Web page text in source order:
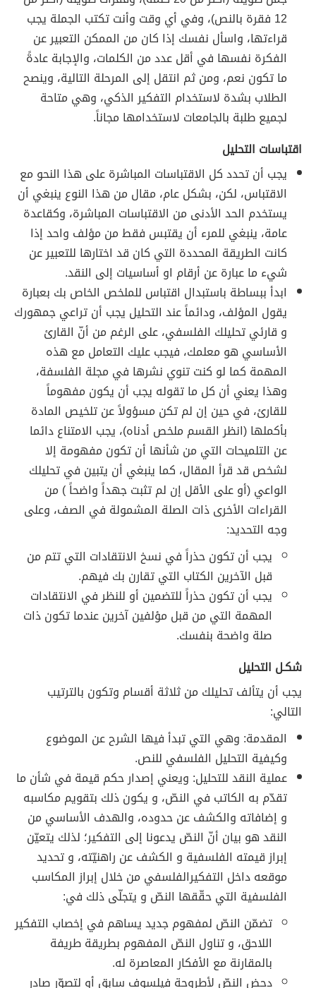
12 فقرة بالنص)، وفي أي وقت وأنت تكتب الجملة يجب
قراءتها، واسأل نفسك إذا كان من الممكن التعبير عن
الفكرة نفسها في أقل عدد من الكلمات، والإجابة عادةً
ما تكون نعم، ومن ثم انتقل إلى المرحلة التالية، وينصح
الطلاب بشدة لاستخدام التفكير الذكي، وهي متاحة
لجميع طلبة بالجامعات لاستخدامها مجاناً.
اقتباسات التحليل
يجب أن تحدد كل الاقتباسات المباشرة على هذا النحو مع
الاقتباس، لكن، بشكل عام، مقال من هذا النوع ينبغي أن
يستخدم الحد الأدنى من الاقتباسات المباشرة، وكقاعدة
عامة، ينبغي للمرء أن يقتبس فقط من مؤلف واحد إذا
كانت الطريقة المحددة التي كان قد اختارها للتعبير عن
شيء ما عبارة عن أرقام او أساسيات إلى النقد.
ابدأ ببساطة باستبدال اقتباس للملخص الخاص بك بعبارة
يقول المؤلف، ودائماً عند التحليل يجب أن تراعي جمهورك
و قارئي تحليلك الفلسفي، على الرغم من أنّ القارئ
الأساسي هو معلمك، فيجب عليك التعامل مع هذه
المهمة كما لو كنت تنوي نشرها في مجلة الفلسفة،
وهذا يعني أن كل ما تقوله يجب أن يكون مفهوماً
للقارئ، في حين إن لم تكن مسؤولاً عن تلخيص المادة
بأكملها (انظر القسم ملخص أدناه)، يجب الامتناع دائما
عن التلميحات التي من شأنها أن تكون مفهومة إلا
لشخص قد قرأ المقال، كما ينبغي أن يتبين في تحليلك
الواعي (أو على الأقل إن لم تثبت جهداً واضحاً ) من
القراءات الأخرى ذات الصلة المشمولة في الصف، وعلى
وجه التحديد:
يجب أن تكون حذراً في نسخ الانتقادات التي تتم من
قبل الآخرين الكتاب التي تقارن بك فيهم.
يجب أن تكون حذراً للتضمين أو للنظر في الانتقادات
المهمة التي من قبل مؤلفين آخرين عندما تكون ذات
صلة واضحة بنفسك.
شكـل التحليل
يجب أن يتألف تحليلك من ثلاثة أقسام وتكون بالترتيب
التالي:
المقدمة: وهي التي تبدأ فيها الشرح عن الموضوع
وكيفية التحليل الفلسفي للنص.
عملية النقد للتحليل: ويعني إصدار حكم قيمة في شأن ما
تقدّم به الكاتب في النصّ، و يكون ذلك بتقويم مكاسبه
و إضافاته والكشف عن حدوده، والهدف الأساسي من
النقد هو بيان أنّ النصّ يدعونا إلى التفكير؛ لذلك يتعيّن
إبراز قيمته الفلسفية و الكشف عن راهنيّته، و تحديد
موقعه داخل التفكيرالفلسفي من خلال إبراز المكاسب
الفلسفية التي حقّقها النصّ و يتجلّى ذلك في:
تضمّن النصّ لمفهوم جديد يساهم في إخصاب التفكير
اللاحق، و تناول النصّ المفهوم بطريقة طريفة
بالمقارنة مع الأفكار المعاصرة له.
دحض النصّ لأطروحة فيلسوف سابق أو لتصوّر صادر